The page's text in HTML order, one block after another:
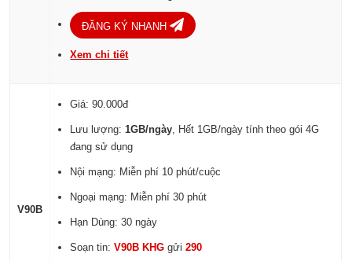
ĐĂNG KÝ NHANH
Xem chi tiết
V90B
Giá: 90.000đ
Lưu lượng: 1GB/ngày , Hết 1GB/ngày tính theo gói 4G
đang sử dụng
Nội mạng: Miễn phí 10 phút/cuộc
Ngoại mạng: Miễn phí 30 phút
Hạn Dùng: 30 ngày
Soạn tin:V90B KHGgửi290